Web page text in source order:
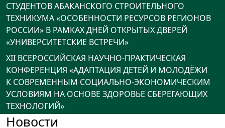
СТУДЕНТОВ АБАКАНСКОГО СТРОИТЕЛЬНОГО
ТЕХНИКУМА «ОСОБЕННОСТИ РЕСУРСОВ РЕГИОНОВ
РОССИИ» В РАМКАХ ДНЕЙ ОТКРЫТЫХ ДВЕРЕЙ
«УНИВЕРСИТЕТСКИЕ ВСТРЕЧИ»
XII ВСЕРОССИЙСКАЯ НАУЧНО-ПРАКТИЧЕСКАЯ
КОНФЕРЕНЦИЯ «АДАПТАЦИЯ ДЕТЕЙ И МОЛОДЁЖИ
К СОВРЕМЕННЫМ СОЦИАЛЬНО-ЭКОНОМИЧЕСКИМ
УСЛОВИЯМ НА ОСНОВЕ ЗДОРОВЬЕ СБЕРЕГАЮЩИХ
ТЕХНОЛОГИЙ»
Новости